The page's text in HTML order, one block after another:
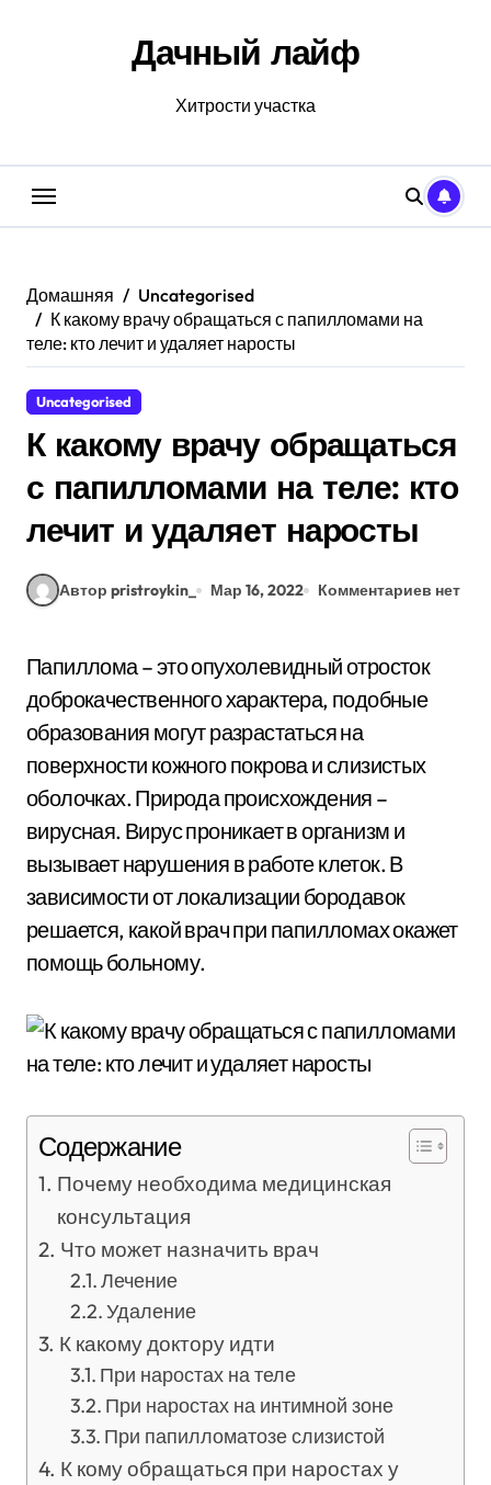
Дачный лайф
Хитрости участка
Домашняя
Uncategorised
К какому врачу обращаться с папилломами на
теле: кто лечит и удаляет наросты
Uncategorised
К какому врачу обращаться
с папилломами на теле: кто
лечит и удаляет наросты
Автор pristroykin_ Мар 16, 2022 Комментариев нет
Папиллома – это опухолевидный отросток
доброкачественного характера, подобные
образования могут разрастаться на
поверхности кожного покрова и слизистых
оболочках. Природа происхождения –
вирусная. Вирус проникает в организм и
вызывает нарушения в работе клеток. В
зависимости от локализации бородавок
решается, какой врач при папилломах окажет
помощь больному.
Содержание
Почему необходима медицинская
консультация
Что может назначить врач
Лечение
Удаление
К какому доктору идти
При наростах на теле
При наростах на интимной зоне
При папилломатозе слизистой
К кому обращаться при наростах у